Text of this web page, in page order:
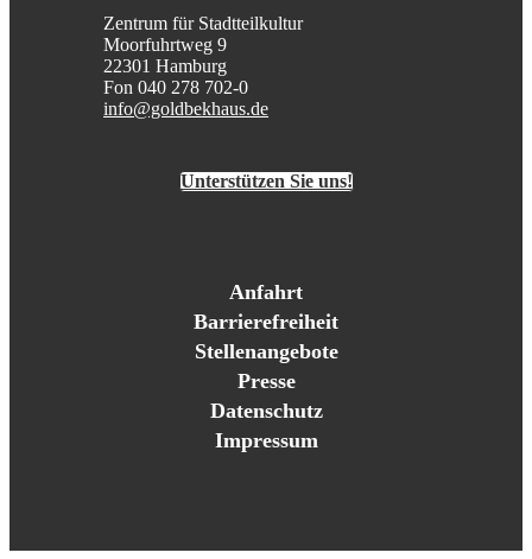
Zentrum für Stadtteilkultur
Moorfuhrtweg 9
22301 Hamburg
Fon 040 278 702-0
info@goldbekhaus.de
Unterstützen Sie uns!
Anfahrt
Barrierefreiheit
Stellenangebote
Presse
Datenschutz
Impressum